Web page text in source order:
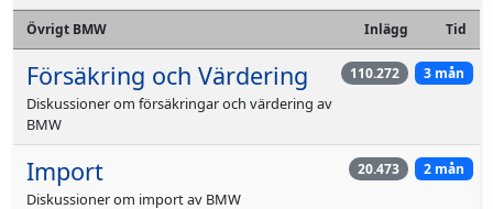
Övrigt BMW Inlägg Tid
Försäkring och Värdering
Diskussioner om försäkringar och värdering av
BMW
110.272 3 mån
Import
Diskussioner om import av BMW
20.473 2 mån